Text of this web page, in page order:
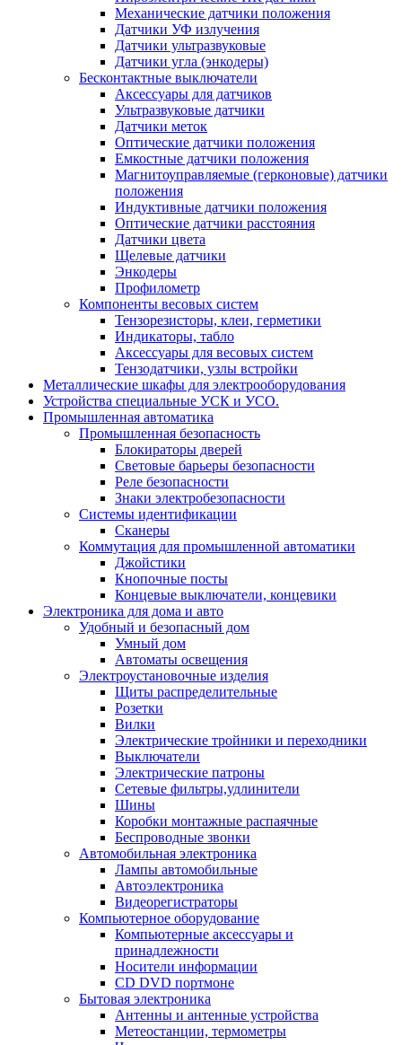
Механические датчики положения
Датчики УФ излучения
Датчики ультразвуковые
Датчики угла (энкодеры)
Бесконтактные выключатели
Аксессуары для датчиков
Ультразвуковые датчики
Датчики меток
Оптические датчики положения
Емкостные датчики положения
Магнитоуправляемые (герконовые) датчики
положения
Индуктивные датчики положения
Оптические датчики расстояния
Датчики цвета
Щелевые датчики
Энкодеры
Профилометр
Компоненты весовых систем
Тензорезисторы, клеи, герметики
Индикаторы, табло
Аксессуары для весовых систем
Тензодатчики, узлы встройки
Металлические шкафы для электрооборудования
Устройства специальные УСК и УСО.
Промышленная автоматика
Промышленная безопасность
Блокираторы дверей
Световые барьеры безопасности
Реле безопасности
Знаки электробезопасности
Системы идентификации
Сканеры
Коммутация для промышленной автоматики
Джойстики
Кнопочные посты
Концевые выключатели, концевики
Электроника для дома и авто
Удобный и безопасный дом
Умный дом
Автоматы освещения
Электроустановочные изделия
Щиты распределительные
Розетки
Вилки
Электрические тройники и переходники
Выключатели
Электрические патроны
Сетевые фильтры,удлинители
Шины
Коробки монтажные распаячные
Беспроводные звонки
Автомобильная электроника
Лампы автомобильные
Автоэлектроника
Видеорегистраторы
Компьютерное оборудование
Компьютерные аксессуары и
принадлежности
Носители информации
CD DVD портмоне
Бытовая электроника
Антенны и антенные устройства
Метеостанции, термометры